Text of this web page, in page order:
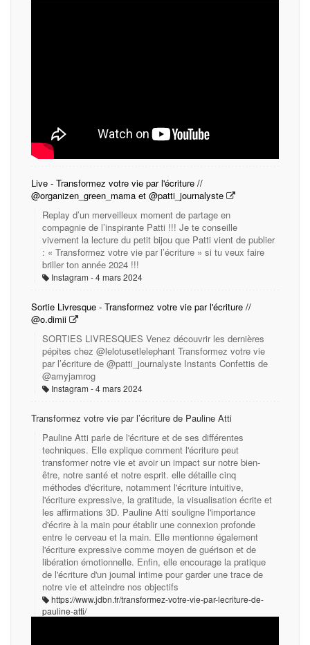
Live - Transformez votre vie par l'écriture //
@organizen_green_mama et @patti_journalyste
Replay d’un merveilleux moment de partage en
compagnie de l’inspirante Patti !!! Je te conseille
vivement la lecture du petit bijou que Patti vient de publier
: « Transformez votre vie par l’écriture » si tu veux faire
briller ton année 2024 !!!
Instagram 4 mars 2024
Sortie Livresque - Transformez votre vie par l'écriture //
@o.dimii
SORTIES LIVRESQUES Venez découvrir les dernières
pépites chez @lelotusetlelephant Transformez votre vie
par l’écriture de @patti_journalyste Instants Confettis de
@amyjamrog
Instagram 4 mars 2024
Transformez votre vie par l’écriture de Pauline Atti
Pauline Atti parle de l'écriture et de ses différentes
techniques. Elle explique comment l'écriture peut
transformer notre vie et avoir un impact sur notre bien-
être, notre santé et notre esprit. elle détaille cinq
méthodes d'écriture, notamment l'écriture intuitive,
l'écriture expressive, la gratitude, la visualisation écrite et
les affirmations 3D. Pauline Atti souligne l'importance
d'écrire à la main pour établir une connexion profonde
entre le cerveau et la main. Elle mentionne également
l'écriture expressive comme moyen de guérison et de
libération émotionnelle. Enfin, elle encourage la pratique
de l'écriture d'un journal intime pour garder une trace de
notre vie et atteindre nos objectifs
https://www.jdbn.fr/transformez-votre-vie-par-lecriture-de-
pauline-atti/